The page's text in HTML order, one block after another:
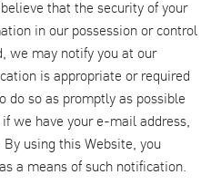
that the security of your
in our possession or control
we may notify you at our
is appropriate or required
do so as promptly as possible
we have your e-mail address,
using this Website, you
a means of such notification.